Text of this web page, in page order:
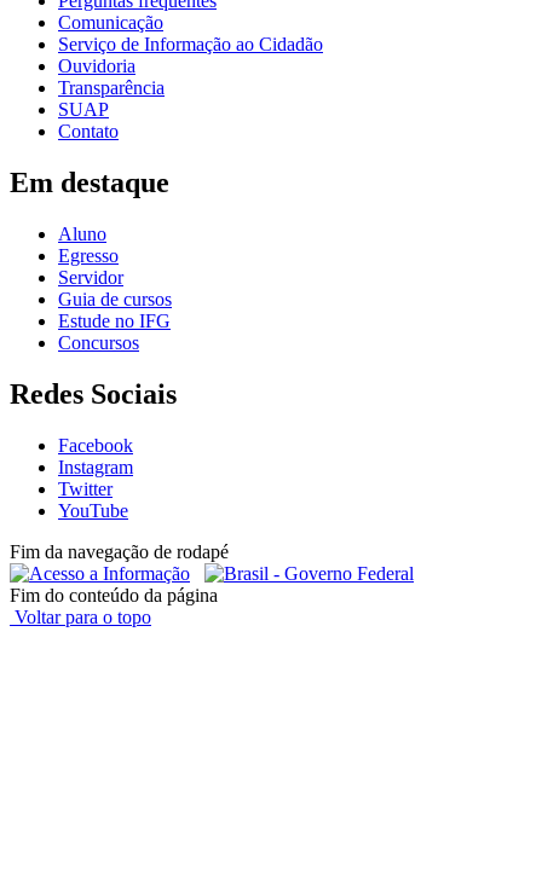
Comunicação
Serviço de Informação ao Cidadão
Ouvidoria
Transparência
SUAP
Contato
Em destaque
Aluno
Egresso
Servidor
Guia de cursos
Estude no IFG
Concursos
Redes Sociais
Facebook
Instagram
Twitter
YouTube
Fim da navegação de rodapé
Fim do conteúdo da página
Voltar para o topo